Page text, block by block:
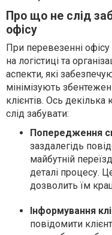
Про що не слід
офісу
При перевезенні
на логістиці та
аспекти, які
мінімізують
клієнтів. Ось
слід забувати:
Попередження
заздалегідь
майбутній
деталі процесу.
дозволить їм
Інформування
повідомити